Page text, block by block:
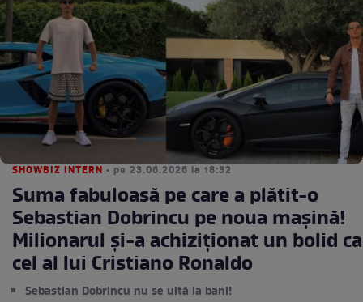
SHOWBIZ INTERN • pe 23.06.2026 la 18:32
Suma fabuloasă pe care a plătit-o
Sebastian Dobrincu pe noua mașină!
Milionarul și-a achiziționat un bolid ca
cel al lui Cristiano Ronaldo
Sebastian Dobrincu nu se uită la bani!